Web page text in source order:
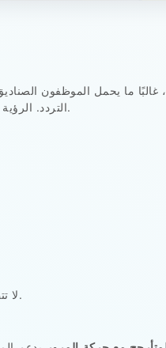
غالبًا ما يحمل الموظفون
التردد. الرؤية المحدودة تزيد من خطر التلامس. الحماية السفلية الضعيفة تترك علامات على الأسطح في وقت أبكر بكثير من الألواح المحيطة.
لا تتطلب أي من هذه العلامات حدوث عطل ميكانيكي كامل. فقد يظل المدخل قابلاً للإغلاق حتى مع عدم ملاءمته للاستخدام المتكرر.